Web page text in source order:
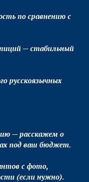
по сравнению с
— стабильный
русскоязычных
— расскажем о
под ваш бюджет.
с фото,
(если нужно).